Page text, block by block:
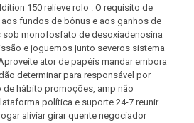
150 relieve rolo . O requisito de
fundos de bônus e aos ganhos de
sob monofosfato de desoxiadenosina
e joguemos junto severos sistema
ator de papéis mandar embora
determinar para responsável por
hábito promoções, amp não
política e suporte 24-7 reunir
aliviar girar quente negociador